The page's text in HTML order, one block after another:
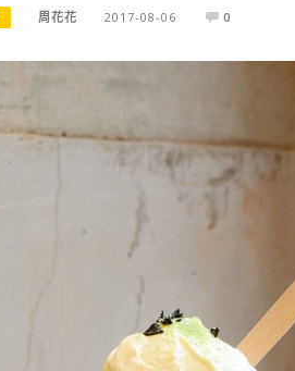
周花花 2017-08-06 0